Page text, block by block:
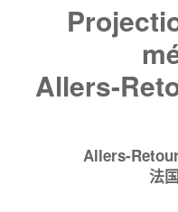
Allers-
Allers-
法